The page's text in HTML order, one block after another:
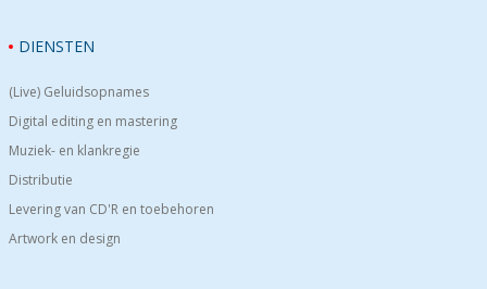
DIENSTEN
(Live) Geluidsopnames
Digital editing en mastering
Muziek- en klankregie
Distributie
Levering van CD'R en toebehoren
Artwork en design